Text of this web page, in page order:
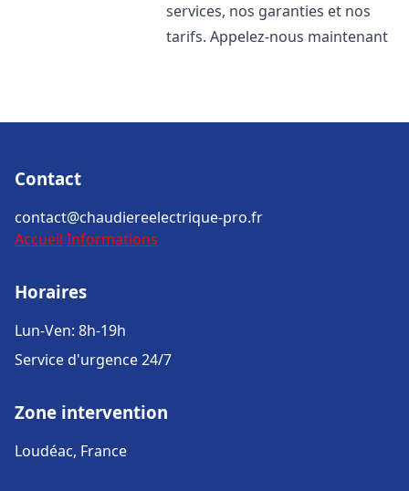
services, nos garanties et nos
tarifs. Appelez-nous maintenant
Contact
contact@chaudiereelectrique-pro.fr
Accueil Informations
Horaires
Lun-Ven: 8h-19h
Service d'urgence 24/7
Zone intervention
Loudéac, France